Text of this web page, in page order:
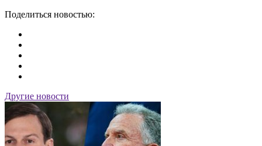
Поделиться новостью:
Другие новости